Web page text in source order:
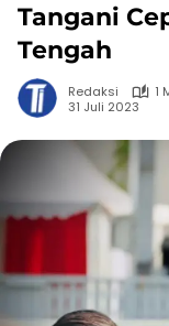
Tangani
Tengah
Redaksi
1
31 Juli 2023